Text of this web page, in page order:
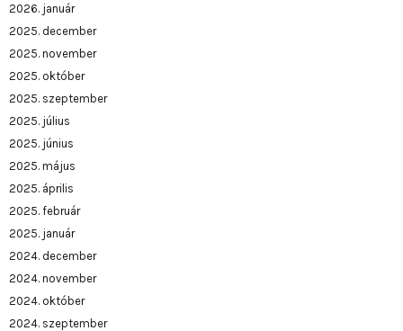
2026. január
2025. december
2025. november
2025. október
2025. szeptember
2025. július
2025. június
2025. május
2025. április
2025. február
2025. január
2024. december
2024. november
2024. október
2024. szeptember